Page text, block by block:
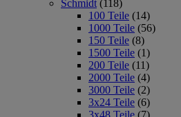
Schmidt (118)
100 Teile (14)
1000 Teile (56)
150 Teile (8)
1500 Teile (1)
200 Teile (11)
2000 Teile (4)
3000 Teile (2)
3x24 Teile (6)
3x48 Teile (7)